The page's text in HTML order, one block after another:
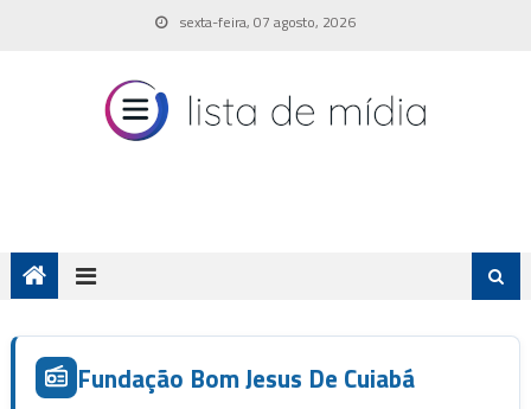
sexta-feira, 07 agosto, 2026
Fundação Bom Jesus De Cuiabá